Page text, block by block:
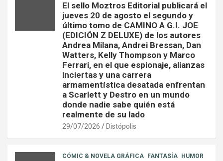
El sello Moztros Editorial publicará el
jueves 20 de agosto el segundo y
último tomo de CAMINO A G.I. JOE
(EDICIÓN Z DELUXE) de los autores
Andrea Milana, Andrei Bressan, Dan
Watters, Kelly Thompson y Marco
Ferrari, en el que espionaje, alianzas
inciertas y una carrera
armamentística desatada enfrentan
a Scarlett y Destro en un mundo
donde nadie sabe quién está
realmente de su lado
29/07/2026 Distópolis
CÓMIC & NOVELA GRÁFICA FANTASÍA HUMOR